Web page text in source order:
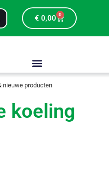
€ 0,00 0
nieuwe producten
koeling